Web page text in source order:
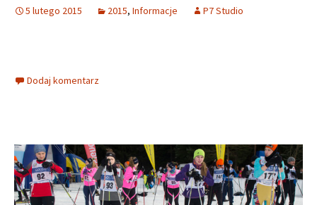
5 lutego 2015 2015, Informacje P7 Studio
Dodaj komentarz